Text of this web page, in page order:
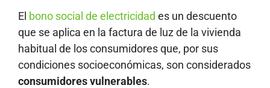
El bono social de electricidad es un descuento
que se aplica en la factura de luz de la vivienda
habitual de los consumidores que, por sus
condiciones socioeconómicas, son considerados
consumidores vulnerables.